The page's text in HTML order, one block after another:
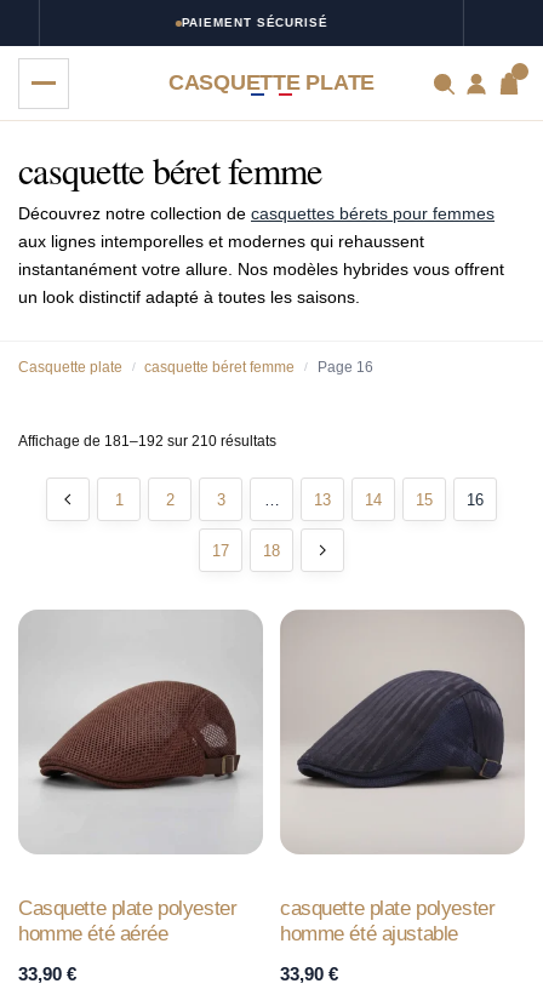
PAIEMENT SÉCURISÉ
CASQUETTE PLATE
casquette béret femme
Découvrez notre collection de casquettes bérets pour femmes
aux lignes intemporelles et modernes qui rehaussent
instantanément votre allure. Nos modèles hybrides vous offrent
un look distinctif adapté à toutes les saisons.
Casquette plate / casquette béret femme / Page 16
Affichage de 181–192 sur 210 résultats
1 2 3 … 13 14 15 16
17 18
Casquette plate polyester
homme été aérée
33,90 €
casquette plate polyester
homme été ajustable
33,90 €